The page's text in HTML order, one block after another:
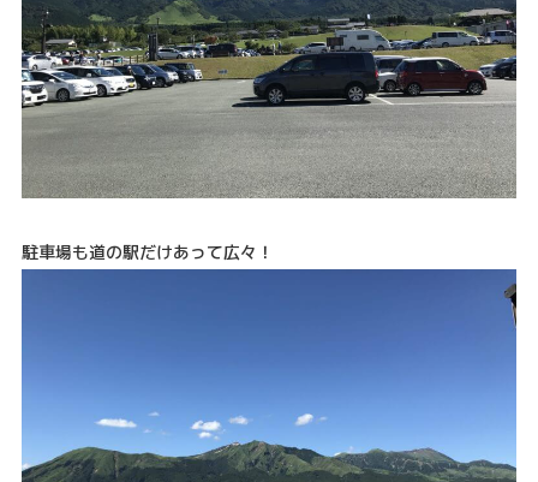
駐車場も道の駅だけあって広々！